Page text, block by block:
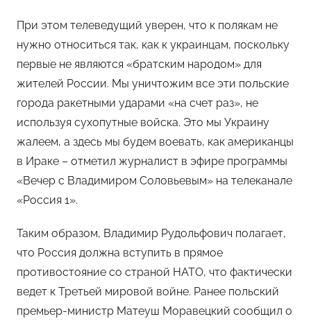
При этом телеведущий уверен, что к полякам не
нужно относиться так, как к украинцам, поскольку
первые не являются «братским народом» для
жителей России. Мы уничтожим все эти польские
города ракетными ударами «на счет раз», не
используя сухопутные войска. Это мы Украину
жалеем, а здесь мы будем воевать, как американцы
в Ираке – отметил журналист в эфире программы
«Вечер с Владимиром Соловьевым» на телеканале
«Россия 1».
Таким образом, Владимир Рудольфович полагает,
что Россия должна вступить в прямое
противостояние со страной НАТО, что фактически
ведет к Третьей мировой войне. Ранее польский
премьер-министр Матеуш Моравецкий сообщил о